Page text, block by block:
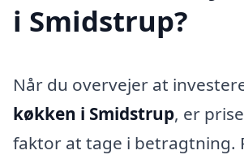
i Smidstrup?
Når du overvejer at
køkken i Smidstrup, er
faktor at tage i betragtning.